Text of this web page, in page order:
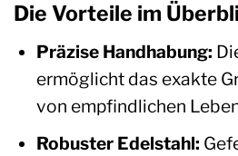
Die Vorteile im
Präzise Handhabung:
ermöglicht das exakte
von empfindlichen
Robuster Edelstahl: